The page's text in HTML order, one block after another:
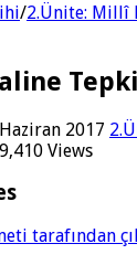
/2.Ünite: Millî
2017
9,410 Views